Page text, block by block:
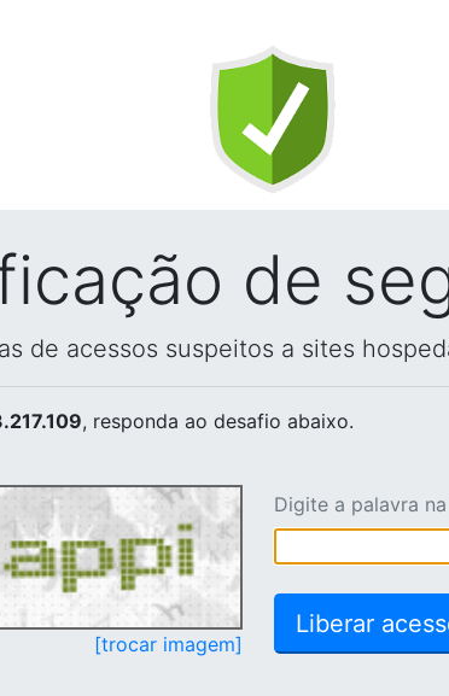
de
de acessos suspeitos a sites
, responda ao desafio abaixo.
[trocar imagem]
Digite a palavra